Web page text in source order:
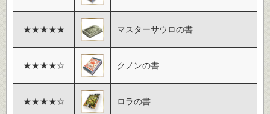
★★★★★ マスターサウロの書
★★★★☆ クノンの書
★★★★☆ ロラの書